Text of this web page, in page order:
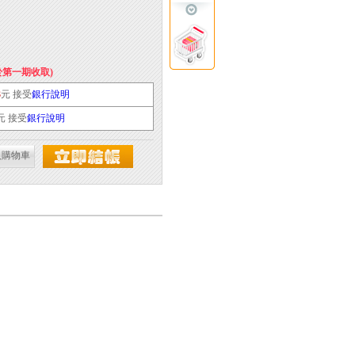
一期收取)
元 接受銀行說明
接受銀行說明
物車